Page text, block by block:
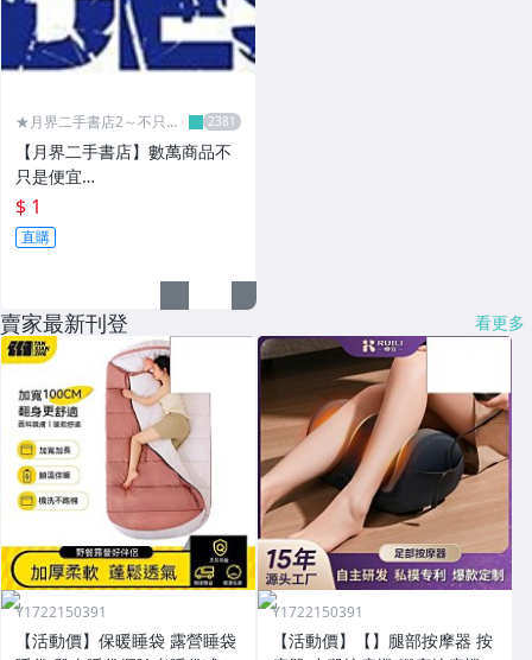
★月界二手書店2～不只是
【月界二手書店】數萬商品不
只是便宜…
$ 1
直購
賣家最新刊登 看更多
Y1722150391
【活動價】保暖睡袋 露營睡袋
Y1722150391
【活動價】【】腿部按摩器 按